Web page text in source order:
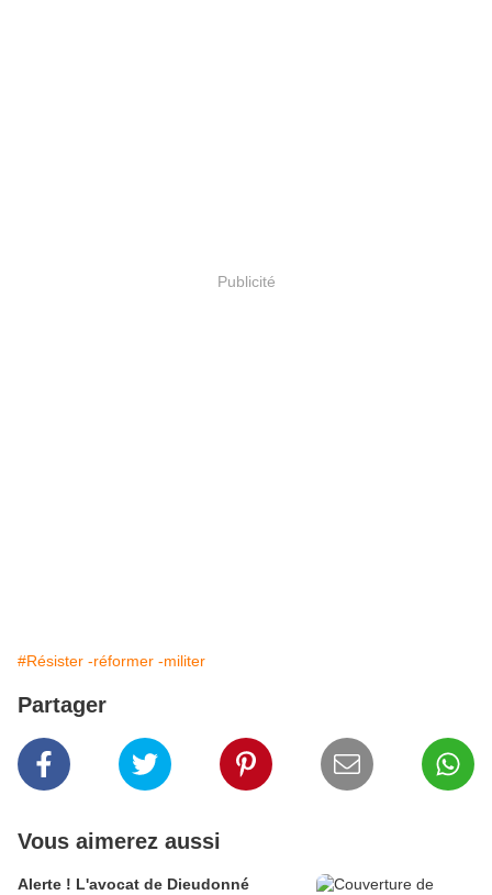
Publicité
#Résister -réformer -militer
Partager
Vous aimerez aussi
Alerte ! L'avocat de Dieudonné